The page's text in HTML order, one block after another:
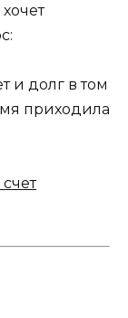
и долг в том
приходила